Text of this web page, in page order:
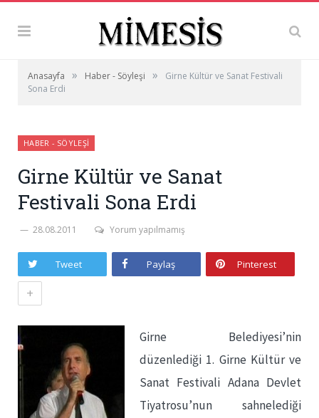
Anasayfa » Haber - Söyleşi »
Girne Kültür ve Sanat Festivali
Sona Erdi
HABER - SÖYLEŞI
Girne Kültür ve Sanat
Festivali Sona Erdi
28.08.2011 Yorum yapılmamış
Tweet Paylaş Pinterest
+
Girne Belediyesi’nin
düzenlediği 1. Girne Kültür ve
Sanat Festivali Adana Devlet
Tiyatrosu’nun sahnelediği